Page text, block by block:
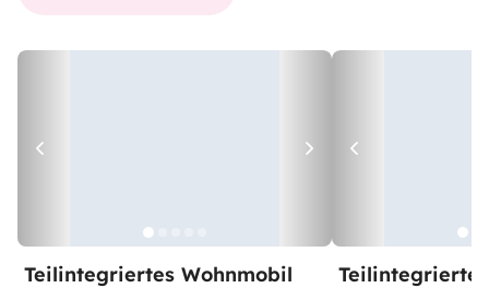
Teilintegriertes Wohnmobil